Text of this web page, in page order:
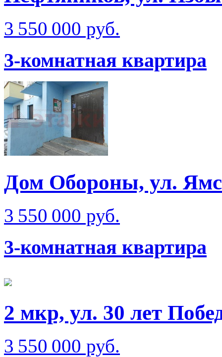
3 550 000 руб.
3-комнатная квартира
Дом Обороны, ул.
3 550 000 руб.
3-комнатная квартира
2 мкр, ул. 30 лет
3 550 000 руб.